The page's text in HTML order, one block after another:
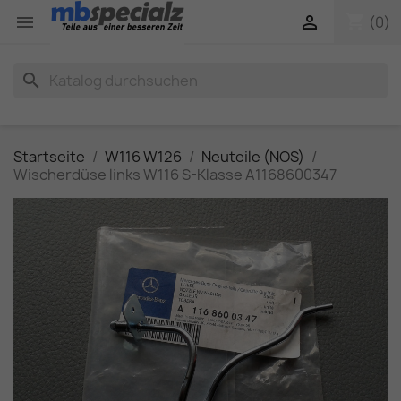
 (0)

search
Startseite W116 W126
Neuteile (NOS)
Wischerdüse links W116 S-Klasse A1168600347